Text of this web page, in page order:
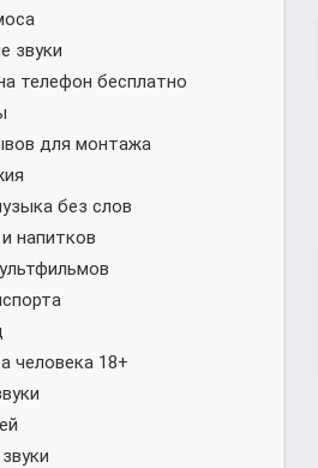
звуки
телефон бесплатно
для монтажа
без слов
напитков
человека 18+